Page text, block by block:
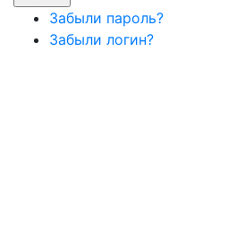
Забыли пароль?
Забыли логин?